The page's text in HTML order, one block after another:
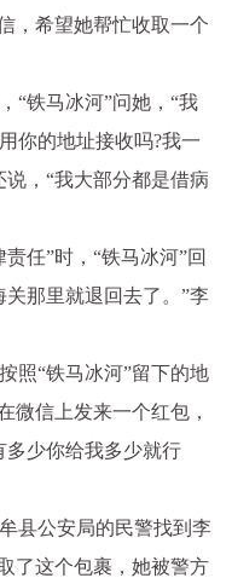
，希望她帮忙收取一个
“铁马冰河”问她，“我
你的地址接收吗?我一
，“我大部分都是借病
任”时，“铁马冰河”回
那里就退回去了。”李
照“铁马冰河”留下的地
微信 上发来一个红包，
多少你给我多少就行
县公安局的民警找到李
了这个包裹，她被警方